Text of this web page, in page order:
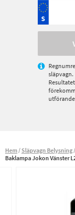
släpvagn.
Hem Släpvagn Belysning
Baklampa Jokon Vänster